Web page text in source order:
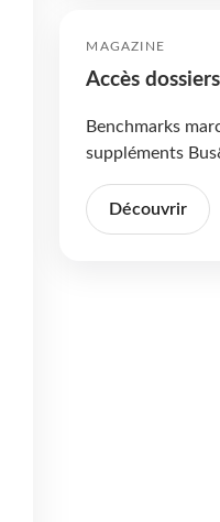
MAGAZINE
Accès dossiers
Benchmarks
suppléments
Découvrir